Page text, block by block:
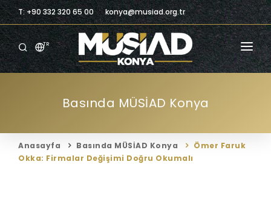
T: +90 332 320 65 00 konya@musiad.org.tr
TR
ANASAYFA
KURUMSAL
ÜYELERIMIZ
Basında MÜSİAD Konya
Anasayfa Basında MÜSİAD Konya
Ömer Faruk
Okka: Firmalar Değişimi Doğru Okumalı